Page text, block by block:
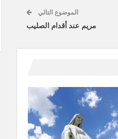
الموضوع التالي
مريم عند أقدام الصليب